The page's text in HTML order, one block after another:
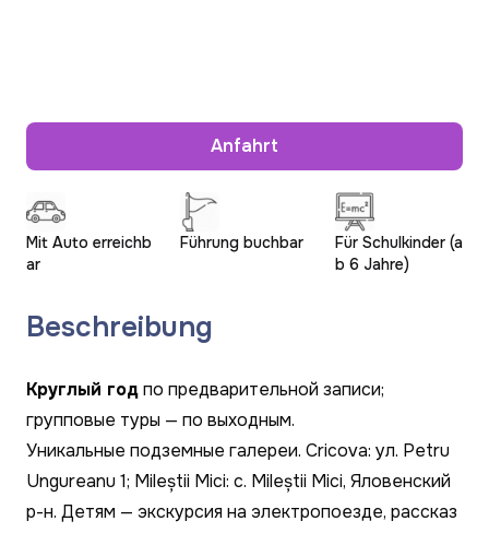
Mit Auto erreichb
ar
Führung buchbar
Für Schulkinder (a
b 6 Jahre)
Beschreibung
Круглый годпо предварительной записи;
групповые туры — по выходным.
Уникальные подземные галереи. Cricova: ул. Petru
Ungureanu 1; Mileștii Mici: с. Mileștii Mici, Яловенский
р-н. Детям — экскурсия на электропоезде, рассказ
Anfahrt